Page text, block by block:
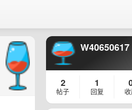
W40650617
2
帖子
1
回复